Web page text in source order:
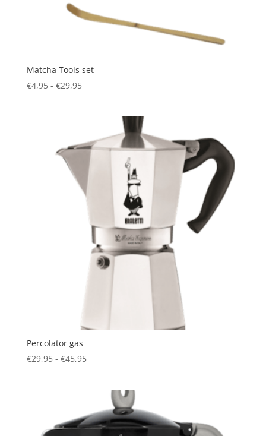
Matcha Tools set
€4,95 - €29,95Prijsklasse:
Percolator gas
€29,95 - €45,95Prijsklasse:
€45,95